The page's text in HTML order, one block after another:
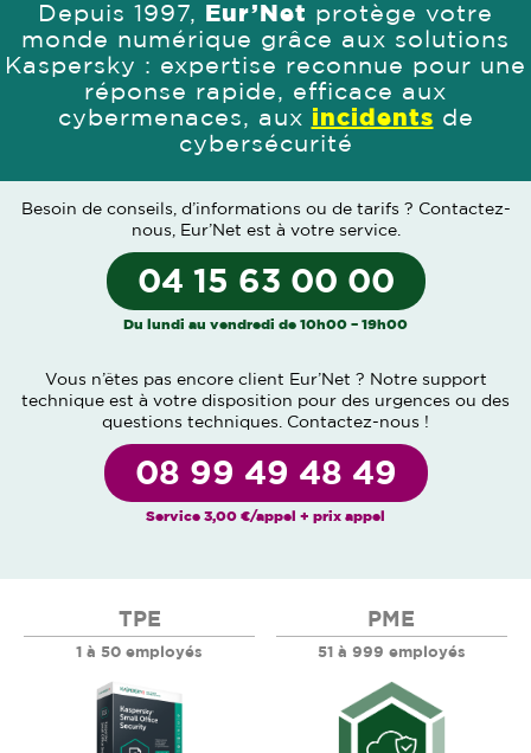
Depuis 1997, Eur’Net protège votre
monde numérique grâce aux solutions
Kaspersky : expertise reconnue pour une
réponse rapide, efficace aux
cybermenaces, aux incidents de
cybersécurité
Besoin de conseils, d’informations ou de tarifs ? Contactez-
nous, Eur’Net est à votre service.
04 15 63 00 00
Du lundi au vendredi de 10h00 – 19h00
Vous n’êtes pas encore client Eur’Net ? Notre support
technique est à votre disposition pour des urgences ou des
questions techniques. Contactez-nous !
08 99 49 48 49
Service 3,00 €/appel + prix appel
TPE
1 à 50 employés
PME
51 à 999 employés